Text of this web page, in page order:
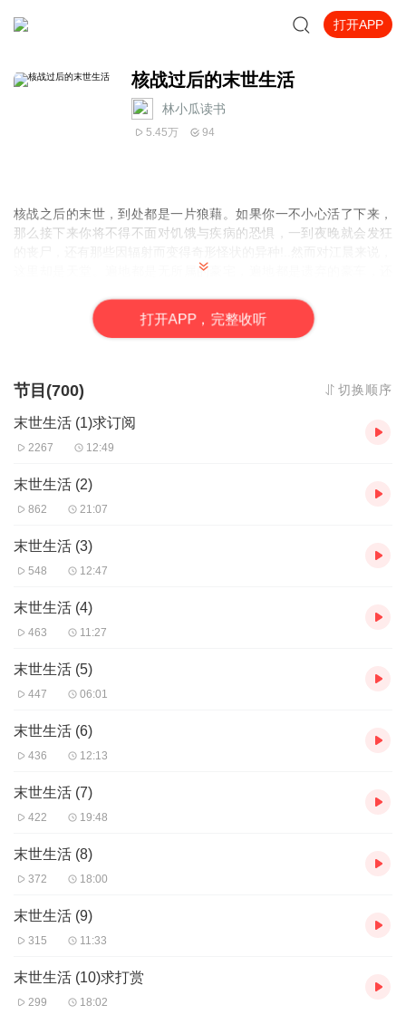
打开APP
核战过后的末世生活
林小瓜读书
5.45万 94
核战之后的末世，到处都是一片狼藉。如果你一不小心活了下来，
那么接下来你将不得不面对饥饿与疾病的恐惧，一到夜晚就会发狂
这里却是天堂。遍地都是无所属的豪宅，遍地都是遗弃的豪车，还
总?专门负麦策划3A级虚拟实境网游?好说好说，给我干活儿开发手
游，日两块馒头够不够?爱疯6?招薄?看见没，我这未来人科技公司
个横跨现世与未世的帝国.
求打赏+订阅。求月票
打开APP，完整收听
节目(700) 切换顺序
末世生活 (1)求订阅
2267 12:49
末世生活 (2)
862 21:07
末世生活 (3)
548 12:47
末世生活 (4)
463 11:27
末世生活 (5)
447 06:01
末世生活 (6)
436 12:13
末世生活 (7)
422 19:48
末世生活 (8)
372 18:00
末世生活 (9)
315 11:33
末世生活 (10)求打赏
299 18:02